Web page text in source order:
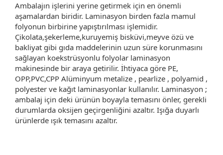
Ambalajın işlerini yerine getirmek için en önemli
aşamalardan biridir. Laminasyon birden fazla mamul
folyonun birbirine yapıştırılması işlemidir.
Çikolata,şekerleme,kuruyemiş bisküvi,meyve özü ve
bakliyat gibi gıda maddelerinin uzun süre korunmasını
sağlayan koekstrüsyonlu folyolar laminasyon
makinesinde bir araya getirilir. İhtiyaca göre PE,
OPP,PVC,CPP Alüminyum metalize , pearlize , polyamid ,
polyester ve kağıt laminasyonlar kullanılır. Laminasyon ;
ambalaj için deki ürünün boyayla temasını önler, gerekli
durumlarda oksijen geçirgenliğini azaltır. Işığa duyarlı
ürünlerde ışık temasını azaltır.